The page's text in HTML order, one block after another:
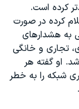
کرده است.
کرده در صورت
به هشدارهای
تجاری و خانگی
او گفته هر
شبکه را به خطر